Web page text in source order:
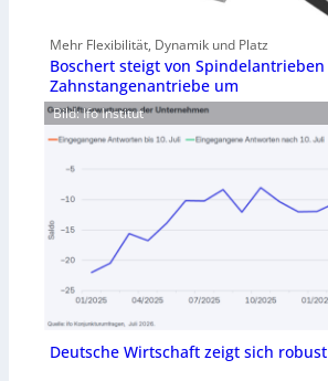
Mehr Flexibilität, Dynamik und Platz
Boschert steigt von
Zahnstangenantriebe um
Bild: Ifo Institut
Deutsche Wirtschaft zeigt sich robust